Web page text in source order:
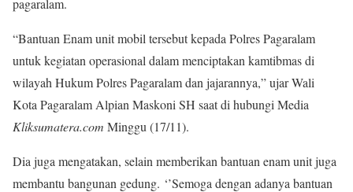
pagaralam.
“Bantuan Enam unit mobil tersebut kepada Polres Pagaralam
untuk kegiatan operasional dalam menciptakan kamtibmas di
wilayah Hukum Polres Pagaralam dan jajarannya,” ujar Wali
Kota Pagaralam Alpian Maskoni SH saat di hubungi Media
Kliksumatera.com Minggu (17/11).
Dia juga mengatakan, selain memberikan bantuan enam unit juga
membantu bangunan gedung. ‘’Semoga dengan adanya bantuan